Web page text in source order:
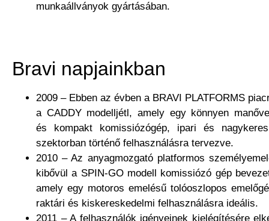
munkaállványok gyártásában.
Bravi napjainkban
2009 – Ebben az évben a BRAVI PLATFORMS
a CADDY modelljétl, amely egy könnyen
és kompakt komissiózógép, ipari és
szektorban történő felhasználásra tervezve.
2010 – Az anyagmozgató platformos
kibővül a SPIN-GO modell komissiózó gép
amely egy motoros emelésű tolóoszlopos
raktári és kiskereskedelmi felhasználásra ideális.
2011 – A felhasználók igényeinek kielégítésére